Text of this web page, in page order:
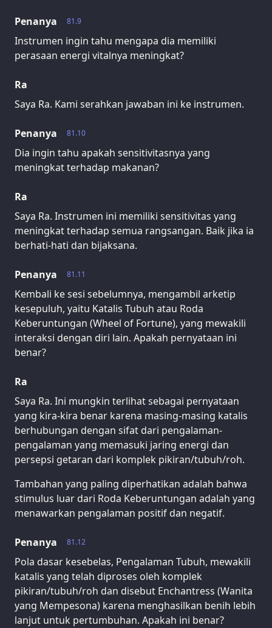
81.9
Penanya
Instrumen ingin tahu mengapa dia memiliki
perasaan energi vitalnya meningkat?
Ra
Saya Ra. Kami serahkan jawaban ini ke instrumen.
81.10
Penanya
Dia ingin tahu apakah sensitivitasnya yang
meningkat terhadap makanan?
Ra
Saya Ra. Instrumen ini memiliki sensitivitas yang
meningkat terhadap semua rangsangan. Baik jika ia
berhati-hati dan bijaksana.
81.11
Penanya
Kembali ke sesi sebelumnya, mengambil arketip
kesepuluh, yaitu Katalis Tubuh atau Roda
Keberuntungan (Wheel of Fortune), yang mewakili
interaksi dengan diri lain. Apakah pernyataan ini
benar?
Ra
Saya Ra. Ini mungkin terlihat sebagai pernyataan
yang kira-kira benar karena masing-masing katalis
berhubungan dengan sifat dari pengalaman-
pengalaman yang memasuki jaring energi dan
persepsi getaran dari komplek pikiran/tubuh/roh.
Tambahan yang paling diperhatikan adalah bahwa
stimulus luar dari Roda Keberuntungan adalah yang
menawarkan pengalaman positif dan negatif.
81.12
Penanya
Pola dasar kesebelas, Pengalaman Tubuh, mewakili
katalis yang telah diproses oleh komplek
pikiran/tubuh/roh dan disebut Enchantress (Wanita
yang Mempesona) karena menghasilkan benih lebih
lanjut untuk pertumbuhan. Apakah ini benar?